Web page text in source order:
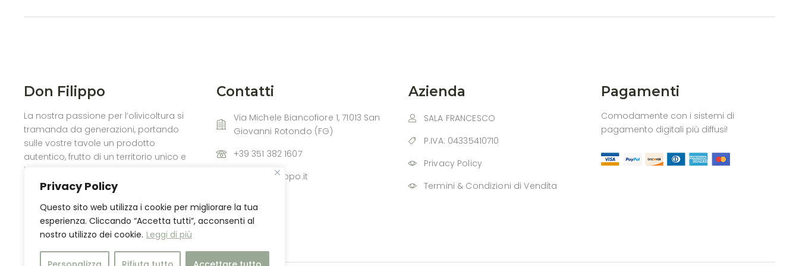
Privacy Policy
Questo sito web utilizza i cookie per migliorare la tua
esperienza. Cliccando “Accetta tutti”, acconsenti al
nostro utilizzo dei cookie. Leggi di più
Don Filippo
La nostra passione per l’olivicoltura si
tramanda da generazioni, portando
sulle vostre tavole un prodotto
autentico, frutto di un territorio unico e
incontaminato.
Contatti
Via Michele Biancofiore 1, 71013 San
Giovanni Rotondo (FG)
+39 351 382 1607
info@donfilippo.it
Azienda
SALA FRANCESCO
P.IVA: 04335410710
Privacy Policy
Termini & Condizioni di Vendita
Pagamenti
Comodamente con i sistemi di
pagamento digitali più diffusi!